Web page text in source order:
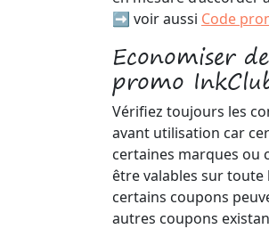
➡️ voir aussi Code
Economiser
promo
Vérifiez toujours les
avant utilisation car
certaines marques ou
être valables sur
certains coupons
autres coupons